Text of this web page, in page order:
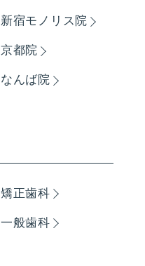
新宿モノリス院
京都院
なんば院
矯正歯科
一般歯科